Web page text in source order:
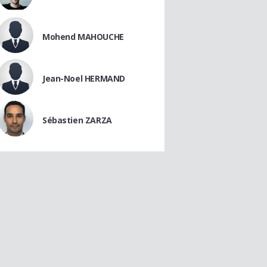
Mohend MAHOUCHE
Jean-Noel HERMAND
Sébastien ZARZA